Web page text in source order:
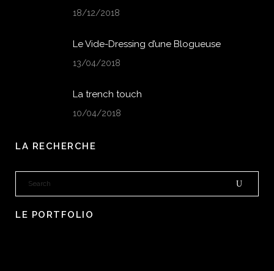
18/12/2018
Le Vide-Dressing d’une Blogueuse
13/04/2018
La trench touch
10/04/2018
LA RECHERCHE
LE PORTFOLIO